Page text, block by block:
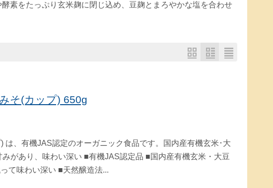
素をたっぷり玄米麹に閉じ込め、豆麹とまろやかな塩を合わせ
そ(カップ) 650g
は、有機JAS認定のオーガニック食品です。国内産有機玄米･大
があり、味わい深い ■有機JAS認定品 ■国内産有機玄米・大豆
て味わい深い ■天然醸造法...